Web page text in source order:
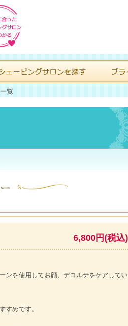
覧
6,800円(税込)
ンを使用してお顔、デコルテをケアしてい
すめです。